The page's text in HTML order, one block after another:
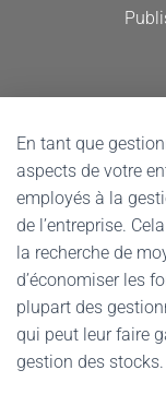
En tant que
aspects de votre
employés à la
de l’entreprise.
la recherche de
d’économiser les
plupart des
qui peut leur faire
gestion des stocks.